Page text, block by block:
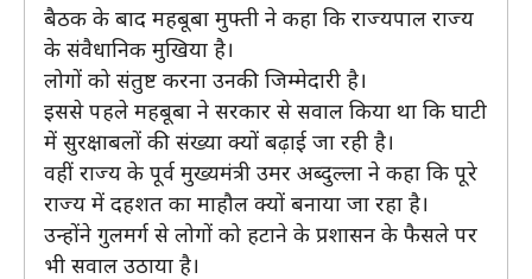
बैठक के बाद महबूबा मुफ्ती ने कहा कि राज्यपाल राज्य
के संवैधानिक मुखिया है।
लोगों को संतुष्ट करना उनकी जिम्मेदारी है।
इससे पहले महबूबा ने सरकार से सवाल किया था कि घाटी
में सुरक्षाबलों की संख्या क्यों बढ़ाई जा रही है।
वहीं राज्य के पूर्व मुख्यमंत्री उमर अब्दुल्ला ने कहा कि पूरे
राज्य में दहशत का माहौल क्यों बनाया जा रहा है।
उन्होंने गुलमर्ग से लोगों को हटाने के प्रशासन के फैसले पर
भी सवाल उठाया है।